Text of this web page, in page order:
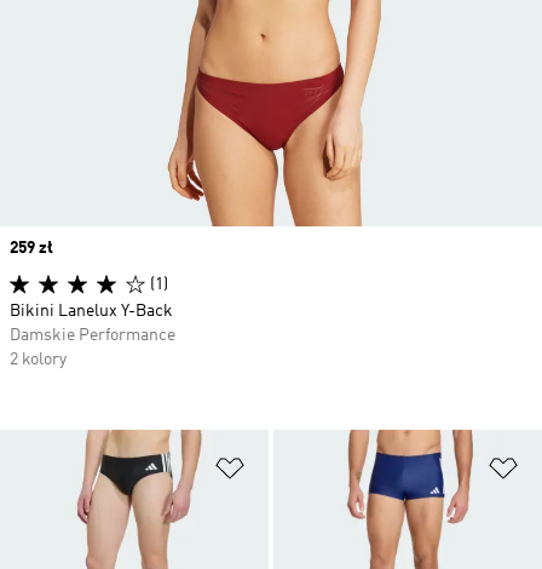
Dodaj do listy życzeń
Price
259 zł
(1)
Bikini Lanelux Y-Back
Damskie Performance
2 kolory